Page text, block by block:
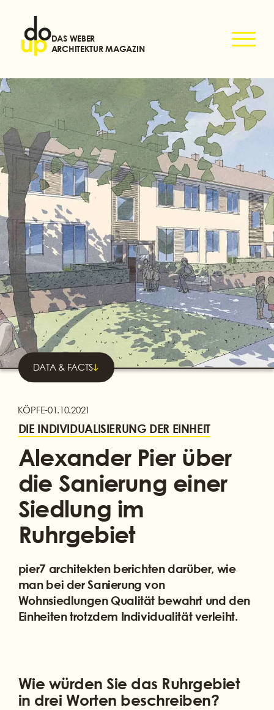
DAS WEBER
ARCHITEKTUR MAGAZIN
DATA & FACTS
KÖPFE-01.10.2021
DIE INDIVIDUALISIERUNG DER EINHEIT
Alexander Pier über
die Sanierung einer
Siedlung im
Ruhrgebiet
pier7 architekten berichten darüber, wie
man bei der Sanierung von
Wohnsiedlungen Qualität bewahrt und den
Einheiten trotzdem Individualität verleiht.
Wie würden Sie das Ruhrgebiet
in drei Worten beschreiben?